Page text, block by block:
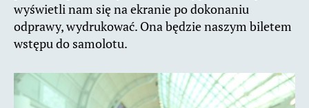
wyświetli nam się na ekranie po dokonaniu
odprawy, wydrukować. Ona będzie naszym biletem
wstępu do samolotu.